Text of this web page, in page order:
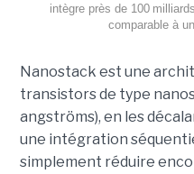
intègre près de 100
comparable à
Nanostack est une
transistors de type
angströms), en les
une intégration
simplement réduire